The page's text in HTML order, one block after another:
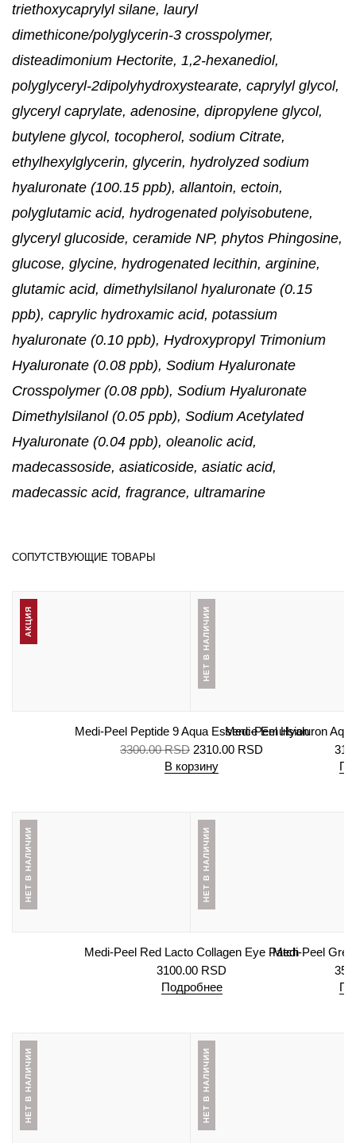
triethoxycaprylyl silane, lauryl
dimethicone/polyglycerin-3 crosspolymer,
disteadimonium Hectorite, 1,2-hexanediol,
polyglyceryl-2dipolyhydroxystearate, caprylyl glycol,
glyceryl caprylate, adenosine, dipropylene glycol,
butylene glycol, tocopherol, sodium Citrate,
ethylhexylglycerin, glycerin, hydrolyzed sodium
hyaluronate (100.15 ppb), allantoin, ectoin,
polyglutamic acid, hydrogenated polyisobutene,
glyceryl glucoside, ceramide NP, phytos Phingosine,
glucose, glycine, hydrogenated lecithin, arginine,
glutamic acid, dimethylsilanol hyaluronate (0.15
ppb), caprylic hydroxamic acid, potassium
hyaluronate (0.10 ppb), Hydroxypropyl Trimonium
Hyaluronate (0.08 ppb), Sodium Hyaluronate
Crosspolymer (0.08 ppb), Sodium Hyaluronate
Dimethylsilanol (0.05 ppb), Sodium Acetylated
Hyaluronate (0.04 ppb), oleanolic acid,
madecassoside, asiaticoside, asiatic acid,
madecassic acid, fragrance, ultramarine
СОПУТСТВУЮЩИЕ ТОВАРЫ
АКЦИЯ
Medi-Peel Peptide 9 Aqua Essence Emulsion
3300.00RSD 2310.00 RSD
В корзину
НЕТ В НАЛИЧИИ
Medi-Peel Hyaluron
НЕТ В НАЛИЧИИ
Medi-Peel Red Lacto Collagen Eye Patch
3100.00 RSD
Подробнее
НЕТ В НАЛИЧИИ
Medi-Peel
НЕТ В НАЛИЧИИ НЕТ В НАЛИЧИИ